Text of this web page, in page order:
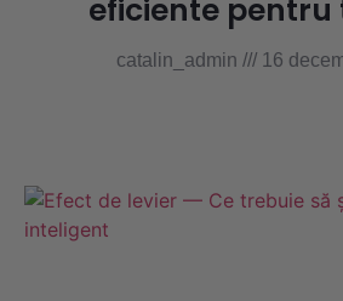
eficiente
catalin_admin 16